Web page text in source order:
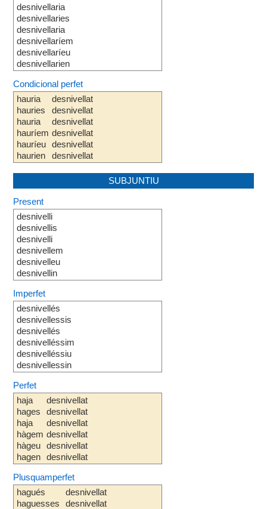
desnivellaria
desnivellaries
desnivellaria
desnivellaríem
desnivellaríeu
desnivellarien
Condicional perfet
hauria
hauries
hauria
hauríem
hauríeu
haurien
desnivellat
desnivellat
desnivellat
desnivellat
desnivellat
desnivellat
SUBJUNTIU
Present
desnivelli
desnivellis
desnivelli
desnivellem
desnivelleu
desnivellin
Imperfet
desnivellés
desnivellessis
desnivellés
desnivelléssim
desnivelléssiu
desnivellessin
Perfet
haja
hages
haja
hàgem
hàgeu
hagen
desnivellat
desnivellat
desnivellat
desnivellat
desnivellat
desnivellat
Plusquamperfet
hagués
haguesses
desnivellat
desnivellat